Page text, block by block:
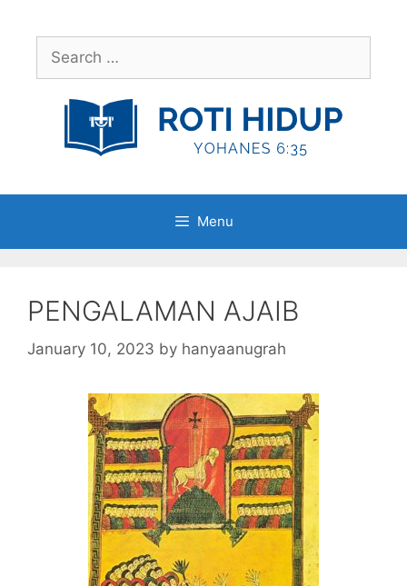
contentSearch
for:
Menu
PENGALAMAN AJAIB
January 10, 2023 by hanyaanugrah